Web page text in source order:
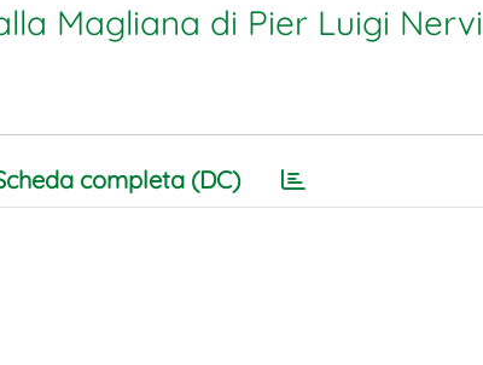
Magliana di Pier Luigi Nervi
completa (DC)